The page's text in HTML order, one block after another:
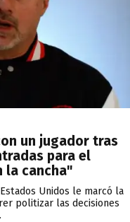
un jugador tras
para el
la cancha"
Unidos le marcó la
politizar las decisiones